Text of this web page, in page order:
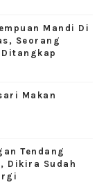
Mandi Di
Seorang
Makan
Tendang
Dikira Sudah